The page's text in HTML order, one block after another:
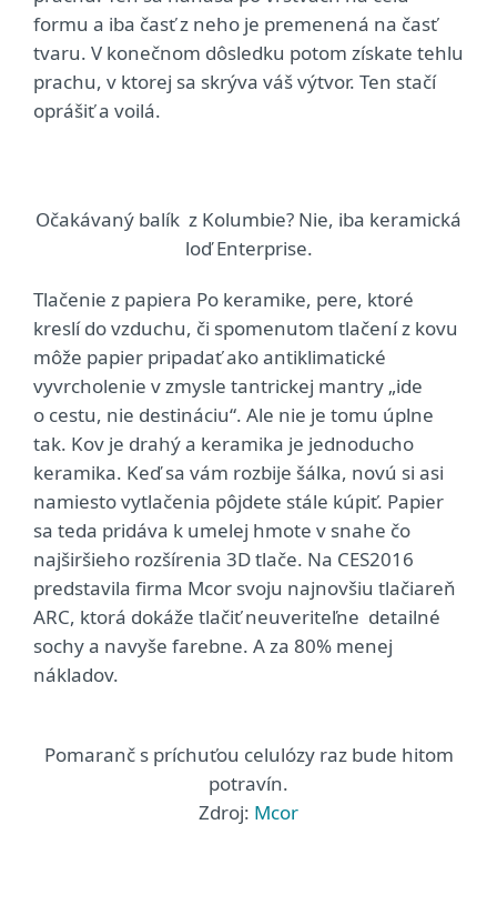
formu a iba časť z neho je premenená na časť
tvaru. V konečnom dôsledku potom získate tehlu
prachu, v ktorej sa skrýva váš výtvor. Ten stačí
oprášiť a voilá.
Očakávaný balík z Kolumbie? Nie, iba keramická
loď Enterprise.
Tlačenie z papiera Po keramike, pere, ktoré
kreslí do vzduchu, či spomenutom tlačení z kovu
môže papier pripadať ako antiklimatické
vyvrcholenie v zmysle tantrickej mantry „ide
o cestu, nie destináciu“. Ale nie je tomu úplne
tak. Kov je drahý a keramika je jednoducho
keramika. Keď sa vám rozbije šálka, novú si asi
namiesto vytlačenia pôjdete stále kúpiť. Papier
sa teda pridáva k umelej hmote v snahe čo
najširšieho rozšírenia 3D tlače. Na CES2016
predstavila firma Mcor svoju najnovšiu tlačiareň
ARC, ktorá dokáže tlačiť neuveriteľne detailné
sochy a navyše farebne. A za 80% menej
nákladov.
Pomaranč s príchuťou celulózy raz bude hitom
potravín.
Zdroj: Mcor